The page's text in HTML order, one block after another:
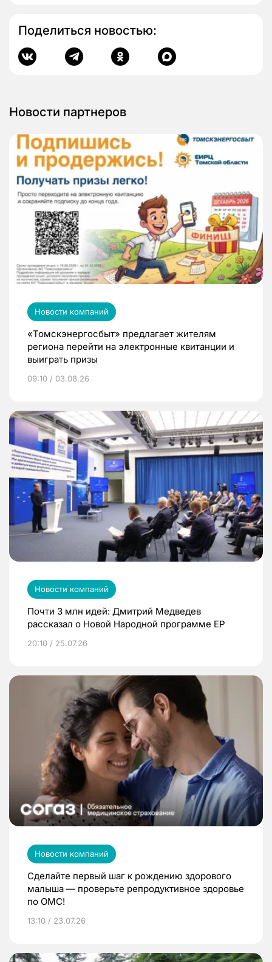
Поделиться новостью:
Новости партнеров
Новости компаний
«Томскэнергосбыт» предлагает жителям
региона перейти на электронные квитанции и
выиграть призы
09:10 / 03.08.26
Новости компаний
Почти 3 млн идей: Дмитрий Медведев
рассказал о Новой Народной программе ЕР
20:10 / 25.07.26
Новости компаний
Сделайте первый шаг к рождению здорового
малыша — проверьте репродуктивное здоровье
по ОМС!
13:10 / 23.07.26